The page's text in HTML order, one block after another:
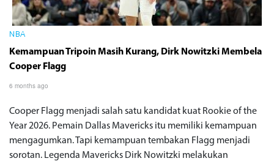
NBA
Kemampuan Tripoin Masih Kurang, Dirk Nowitzki Membela
Cooper Flagg
6 months ago
Cooper Flagg menjadi salah satu kandidat kuat Rookie of the
Year 2026. Pemain Dallas Mavericks itu memiliki kemampuan
mengagumkan. Tapi kemampuan tembakan Flagg menjadi
sorotan. Legenda Mavericks Dirk Nowitzki melakukan